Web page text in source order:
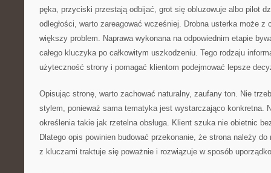
pęka, przyciski przestają odbijać, grot się obluzowuje albo pilot
odległości, warto zareagować wcześniej. Drobna usterka może z
większy problem. Naprawa wykonana na odpowiednim etapie
całego kluczyka po całkowitym uszkodzeniu. Tego rodzaju
użyteczność strony i pomagać klientom podejmować lepsze
Opisując stronę, warto zachować naturalny, zaufany ton. Nie
stylem, ponieważ sama tematyka jest wystarczająco konkretna.
określenia takie jak rzetelna obsługa. Klient szuka nie obietnic
Dlatego opis powinien budować przekonanie, że strona należy
z kluczami traktuje się poważnie i rozwiązuje w sposób